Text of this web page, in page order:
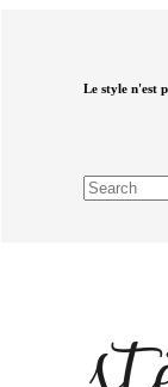
Le style n'est